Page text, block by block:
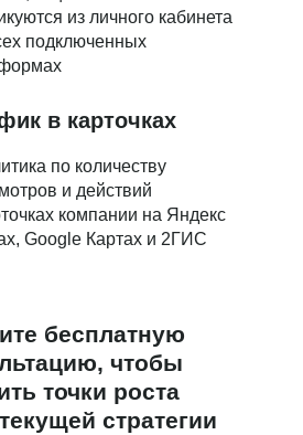
в карточках
из личного кабинета
подключенных
по количеству
и действий
компании на Яндекс
Google Картах и 2ГИС
бесплатную
чтобы
точки роста
стратегии